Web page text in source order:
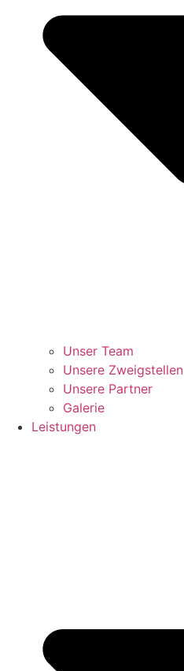
Unser Team
Unsere Zweigstellen
Unsere Partner
Galerie
Leistungen